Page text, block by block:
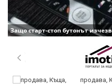
Защо старт-стоп бутонът
продава,